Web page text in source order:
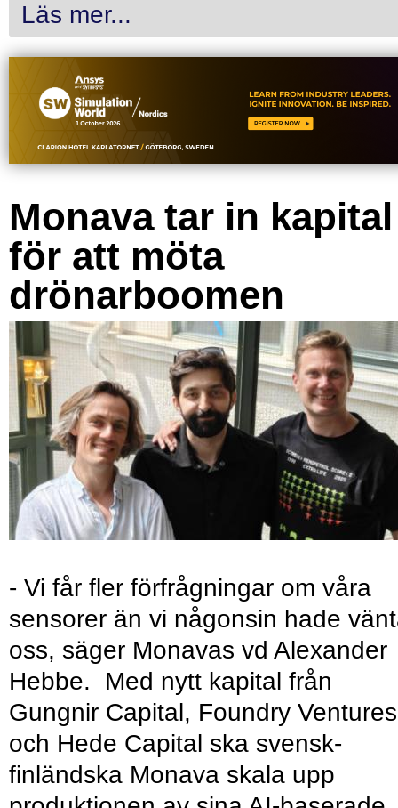
Läs mer...
Monava tar in kapital
för att möta
drönarboomen
- Vi får fler förfrågningar om våra
sensorer än vi någonsin hade
oss, säger Monavas vd Alexander
Hebbe. Med nytt kapital från
Gungnir Capital, Foundry Ventures
och Hede Capital ska svensk-
finländska Monava skala upp